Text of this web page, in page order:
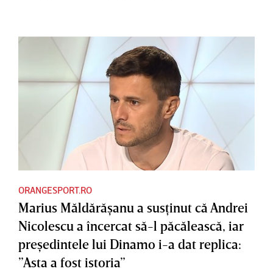
ORANGESPORT.RO
Marius Măldărăşanu a susţinut că Andrei
Nicolescu a încercat să-l păcălească, iar
preşedintele lui Dinamo i-a dat replica:
”Asta a fost istoria”